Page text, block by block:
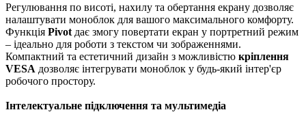
Регулювання по висоті, нахилу та обертання екрану дозволяє
налаштувати моноблок для вашого максимального комфорту.
Функція Pivot дає змогу повертати екран у портретний режим
– ідеально для роботи з текстом чи зображеннями.
Компактний та естетичний дизайн з можливістю кріплення
VESA дозволяє інтегрувати моноблок у будь-який інтер'єр
робочого простору.
Інтелектуальне підключення та мультимедіа